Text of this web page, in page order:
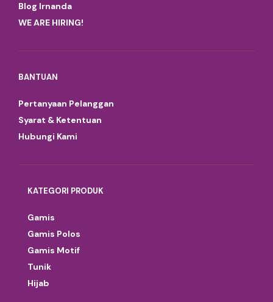
Blog Irnanda
WE ARE HIRING!
BANTUAN
Pertanyaan Pelanggan
Syarat & Ketentuan
Hubungi Kami
KATEGORI PRODUK
Gamis
Gamis Polos
Gamis Motif
Tunik
Hijab